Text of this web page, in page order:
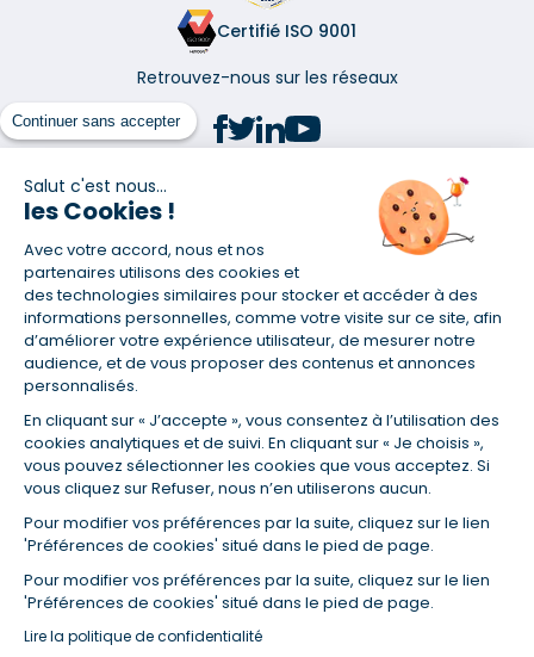
Continuer sans accepter
Salut c'est nous...
les Cookies !
Avec votre accord, nous et nos
partenaires utilisons des cookies et
des technologies similaires pour stocker et accéder à des
informations personnelles, comme votre visite sur ce site, afin
d’améliorer votre expérience utilisateur, de mesurer notre
audience, et de vous proposer des contenus et annonces
personnalisés.
En cliquant sur « J’accepte », vous consentez à l’utilisation des
cookies analytiques et de suivi. En cliquant sur « Je choisis »,
vous pouvez sélectionner les cookies que vous acceptez. Si
vous cliquez sur Refuser, nous n’en utiliserons aucun.
Pour modifier vos préférences par la suite, cliquez sur le lien
'Préférences de cookies' situé dans le pied de page.
Pour modifier vos préférences par la suite, cliquez sur le lien
'Préférences de cookies' situé dans le pied de page.
Lire la politique de confidentialité
Certifié ISO 9001
Retrouvez-nous sur les réseaux
(1) Taux fixe national hors assurance et selon votre profil
(2) Économie de 65 % pour l'assurance d'un prêt amortissable de 330
457,23 € à 0,90 % sur 19,5 ans, accordé à un salarié non cadre assuré à
100 % (décès, PTIA, IPP, ITT, IPP) âgé de 36 ans fumeur et une personne
salariée non cadre assurée à 100 % (décès, PTIA, IPP, ITT, IPP) âgée de 35
ans et non-fumeur, tous deux sans risque médical connu. Au
14/07/2019, coût de l'assurance proposée par la banque 179,08 €/mois
en moyenne contre 64,60 €/mois en moyenne au 14/07/2022 avec
Empruntis.com (TAEA : 0,44 %, coût total de l'assurance : 15 117,65 €).
(3) Taux minimum pour un crédit consommation d'un montant fixé entre
5 000 et 20 000 euros, selon profil et durée.
(4) La diminution du montant des mensualités entraîne l'allongement
de la durée de remboursement ainsi que la hausse du coût total du
(5) Banques de réseau, mutualistes, spécialisées, directions
régionales, organismes de crédit selon votre profil et votre demande.
Mutuelles, compagnies et courtiers d'assurances. Selon votre profil et
votre demande.
régionales, organismes de crédit, selon votre profil et votre demande.